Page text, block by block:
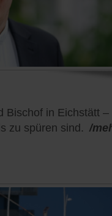
Bischof in Eichstätt –
zu spüren sind. /